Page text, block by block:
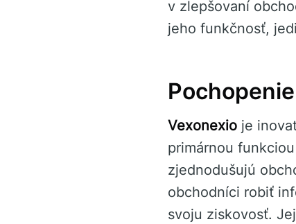
v zlepšovaní
jeho funkčnosť,
Vexonexio je
primárnou
zjednodušujú
obchodníci robiť
svoju ziskovosť.